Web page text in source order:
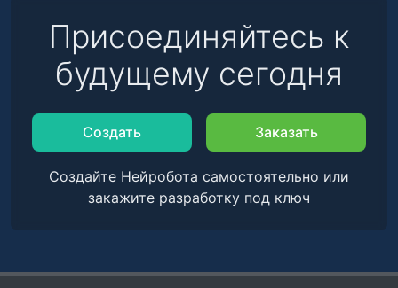
Присоединяйтесь к
будущему сегодня
Создать Заказать
Создайте Нейробота самостоятельно или
закажите разработку под ключ